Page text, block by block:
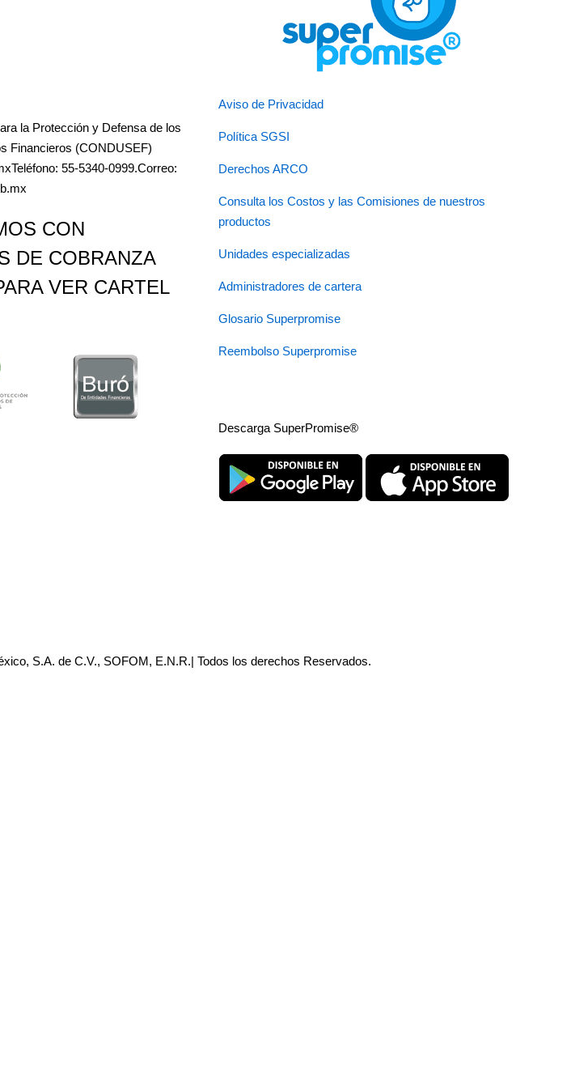
la Protección y Defensa de los
Financieros (CONDUSEF)
55-5340-0999.Correo:
CON
DE COBRANZA
VER CARTEL
Aviso de Privacidad
Política SGSI
Derechos ARCO
Consulta los Costos y las Comisiones de nuestros
productos
Unidades especializadas
Administradores de cartera
Glosario Superpromise
Reembolso Superpromise
Descarga SuperPromise®
S.A. de C.V., SOFOM, E.N.R.| Todos los derechos Reservados.